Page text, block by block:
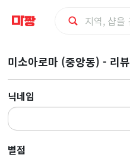
마
사
지
최
미소아로마 (중앙동) - 리뷰
닉네임
별점